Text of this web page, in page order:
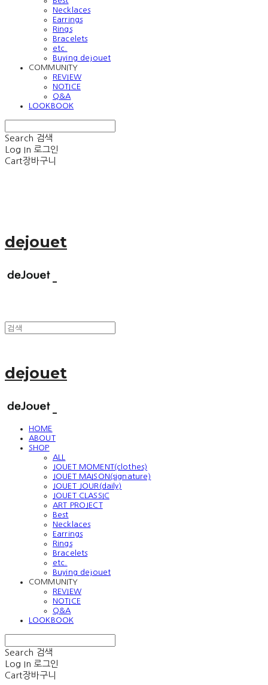
Necklaces
Earrings
Rings
Bracelets
etc.
Buying dejouet
COMMUNITY
REVIEW
NOTICE
Q&A
LOOKBOOK
Search 검색
Log In 로그인
Cart장바구니
dejouet
dejouet
HOME
ABOUT
SHOP
ALL
JOUET MOMENT(clothes)
JOUET MAISON(signature)
JOUET JOUR(daily)
JOUET CLASSIC
ART PROJECT
Best
Necklaces
Earrings
Rings
Bracelets
etc.
Buying dejouet
COMMUNITY
REVIEW
NOTICE
Q&A
LOOKBOOK
Search 검색
Log In 로그인
Cart장바구니